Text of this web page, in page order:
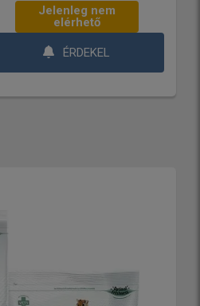
Jelenleg nem
elérhető
ÉRDEKEL